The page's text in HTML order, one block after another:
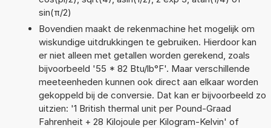
sin(π/2)
Bovendien maakt de rekenmachine het mogelijk om
wiskundige uitdrukkingen te gebruiken. Hierdoor kan
er niet alleen met getallen worden gerekend, zoals
bijvoorbeeld '55 * 82 Btu/lb°F'. Maar verschillende
meeteenheden kunnen ook direct aan elkaar worden
gekoppeld bij de conversie. Dat kan er bijvoorbeeld zo
uitzien: '1 British thermal unit per Pound-Graad
Fahrenheit + 28 Kilojoule per Kilogram-Kelvin' of